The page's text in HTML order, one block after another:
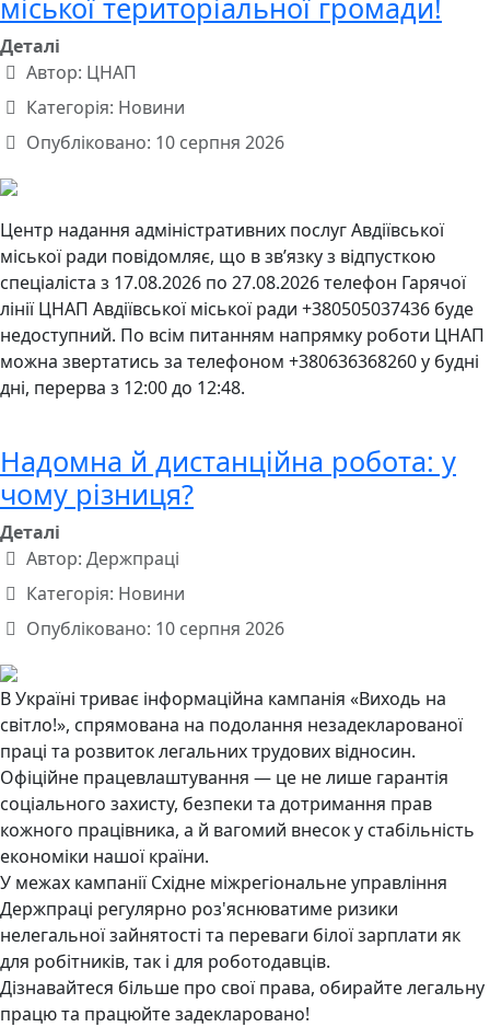
Деталі
Автор: ЦНАП
Категорія: Новини
Опубліковано: 10 серпня 2026
Центр надання адміністративних послуг Авдіївської
міської ради повідомляє, що в зв’язку з відпусткою
спеціаліста з 17.08.2026 по 27.08.2026 телефон Гарячої
лінії ЦНАП Авдіївської міської ради +380505037436 буде
недоступний. По всім питанням напрямку роботи ЦНАП
можна звертатись за телефоном +380636368260 у будні
дні, перерва з 12:00 до 12:48.
Надомна й дистанційна робота: у
чому різниця?
Деталі
Автор: Держпраці
Категорія: Новини
Опубліковано: 10 серпня 2026
В Україні триває інформаційна кампанія «Виходь на
світло!», спрямована на подолання незадекларованої
праці та розвиток легальних трудових відносин.
Офіційне працевлаштування — це не лише гарантія
соціального захисту, безпеки та дотримання прав
кожного працівника, а й вагомий внесок у стабільність
економіки нашої країни.
У межах кампанії Східне міжрегіональне управління
Держпраці регулярно роз'яснюватиме ризики
нелегальної зайнятості та переваги білої зарплати як
для робітників, так і для роботодавців.
Дізнавайтеся більше про свої права, обирайте легальну
працю та працюйте задекларовано!